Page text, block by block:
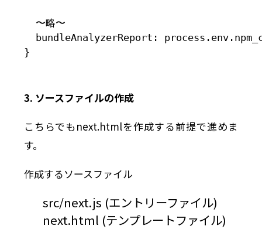
  〜略〜
bundleAnalyzerReport:
}
3. ソースファイルの作成
こちらでもnext.htmlを作成する前提で進めま
す。
作成するソースファイル
src/next.js (エントリーファイル)
next.html (テンプレートファイル)